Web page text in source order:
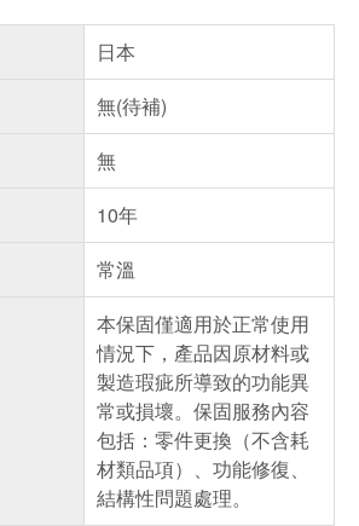
日本
無(待補)
無
10年
常溫
本保固僅適用於正常使用
情況下，產品因原材料或
製造瑕疵所導致的功能異
常或損壞。保固服務內容
包括：零件更換（不含耗
材類品項）、功能修復、
結構性問題處理。